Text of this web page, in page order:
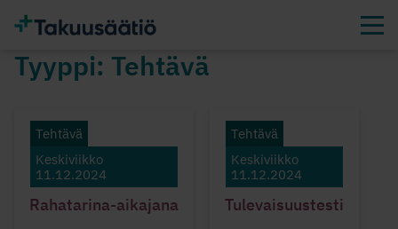
Tyyppi: Tehtävä
Tehtävä
Keskiviikko
11.12.2024
Rahatarina-aikajana
Tehtävä
Keskiviikko
11.12.2024
Tulevaisuustesti